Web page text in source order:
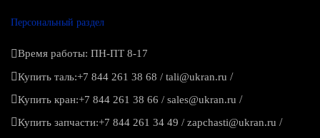
Персональный раздел
Время работы: ПН-ПТ 8-17
Купить таль:+7 844 261 38 68 / tali@ukran.ru /
Купить кран:+7 844 261 38 66 / sales@ukran.ru /
Купить запчасти:+7 844 261 34 49 / zapchasti@ukran.ru /